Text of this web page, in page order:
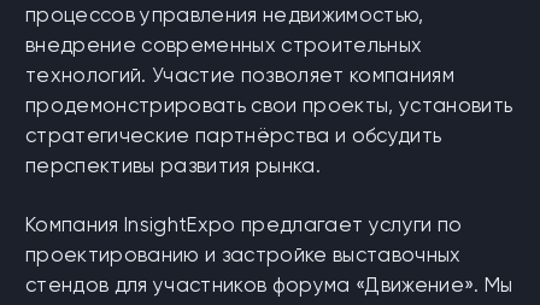
процессов управления недвижимостью,
внедрение современных строительных
технологий. Участие позволяет компаниям
продемонстрировать свои проекты, установить
стратегические партнёрства и обсудить
перспективы развития рынка.
Компания InsightExpo предлагает услуги по
проектированию и застройке выставочных
стендов для участников форума «Движение». Мы